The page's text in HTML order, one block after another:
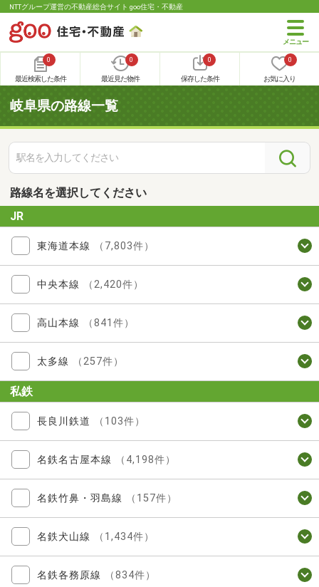
NTTグループ運営の不動産総合サイト goo住宅・不動産
0
最近検索した条件
0
最近見た物件
0
保存した条件
0
お気に入り
岐阜県の路線一覧
路線名を選択してください
JR
東海道本線 （7,803件）
中央本線 （2,420件）
高山本線 （841件）
太多線 （257件）
私鉄
長良川鉄道 （103件）
名鉄名古屋本線 （4,198件）
名鉄竹鼻・羽島線 （157件）
名鉄犬山線 （1,434件）
名鉄各務原線 （834件）